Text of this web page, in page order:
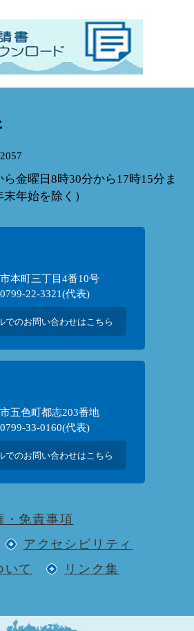
金曜日8時30分から17時15分ま
年始を除く）
本町三丁目4番10号
22-3321(代表)
でのお問い合わせはこちら
五色町都志203番地
33-0160(代表)
でのお問い合わせはこちら
・免責事項
アクセシビリティ
いて
リンク集